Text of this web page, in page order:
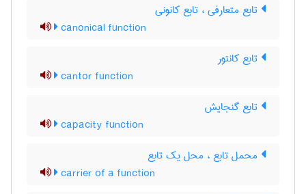
تابع متعارفی ، تابع کانونی
canonical function
تابع کانتور
cantor function
تابع گنجایش
capacity function
محمل تابع ، محل یک تابع
carrier of a function